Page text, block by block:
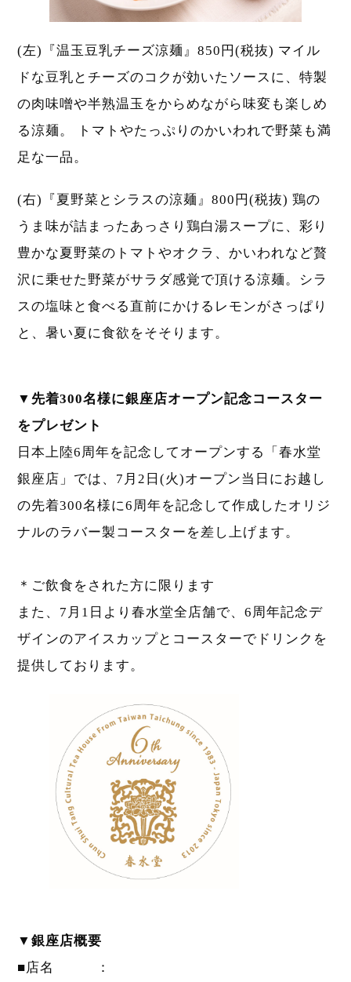
(左)『温玉豆乳チーズ涼麺』850円(税抜) マイル
ドな豆乳とチーズのコクが効いたソースに、特製
の肉味噌や半熟温玉をからめながら味変も楽しめ
る涼麺。 トマトやたっぷりのかいわれで野菜も満
足な一品。
(右)『夏野菜とシラスの涼麺』800円(税抜) 鶏の
うま味が詰まったあっさり鶏白湯スープに、彩り
豊かな夏野菜のトマトやオクラ、かいわれなど贅
沢に乗せた野菜がサラダ感覚で頂ける涼麺。シラ
スの塩味と食べる直前にかけるレモンがさっぱり
と、暑い夏に食欲をそそります。
▼先着300名様に銀座店オープン記念コースター
をプレゼント
日本上陸6周年を記念してオープンする「春水堂
銀座店」では、7月2日(火)オープン当日にお越し
の先着300名様に6周年を記念して作成したオリジ
ナルのラバー製コースターを差し上げます。
＊ご飲食をされた方に限ります
また、7月1日より春水堂全店舗で、6周年記念デ
ザインのアイスカップとコースターでドリンクを
提供しております。
▼銀座店概要
■店名 ：